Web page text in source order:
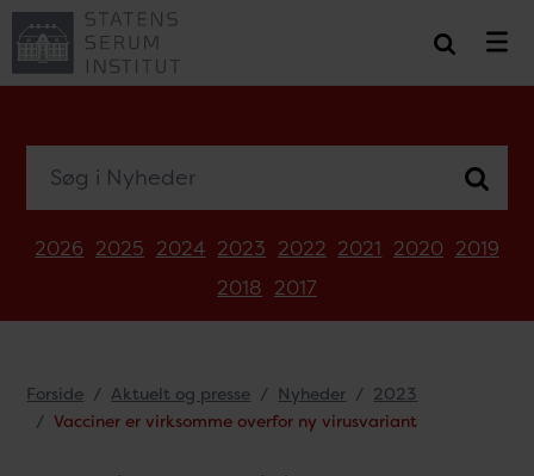
2026 2025 2024 2023 2022 2021 2020 2019
2018 2017
Forside Aktuelt og presse Nyheder
2023
Vacciner er virksomme overfor ny virusvariant